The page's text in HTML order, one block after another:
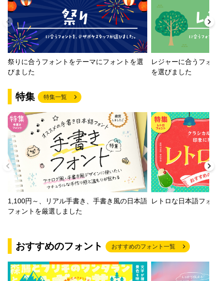
祭りに合うフォントをテーマにフォントを選
びました
レジャーに合うフォ
を選びました
特集 特集一覧
1,100円～、リアル手書き、手書き風の日本語
フォントを厳選しました
レトロな日本語フォ
おすすめのフォント おすすめのフォント一覧